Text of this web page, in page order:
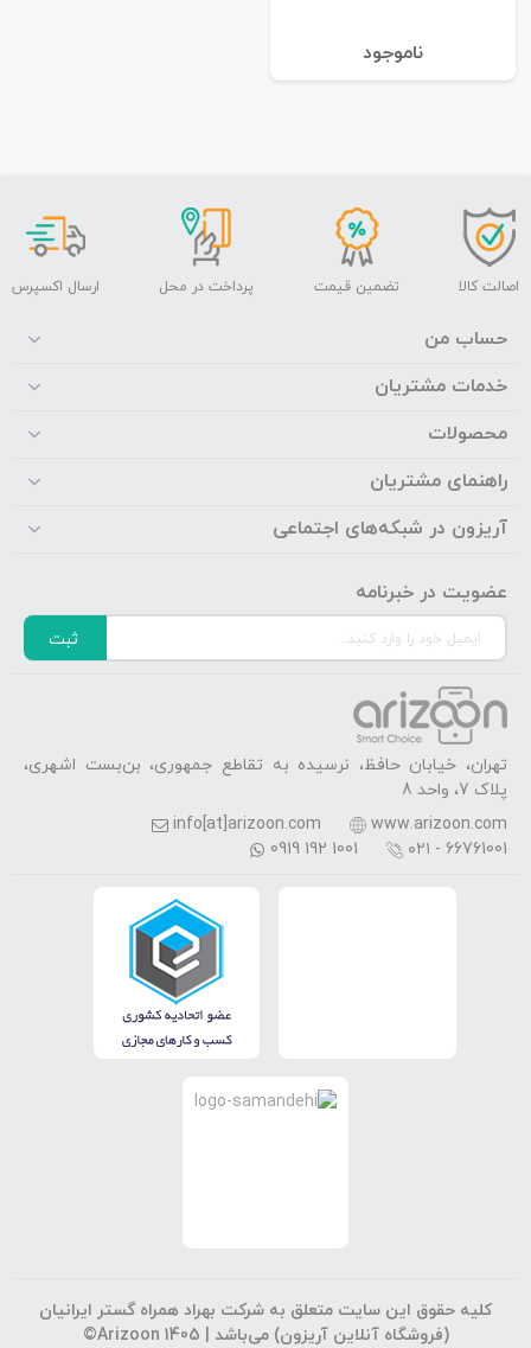
نا‌موجود
اصالت کالا تضمین قیمت پرداخت در محل ارسال اکسپرس
حساب من
خدمات مشتریان
محصولات
راهنمای مشتریان
آریزون در شبکه‌های اجتماعی
عضویت در خبرنامه
ثبت
تهران، خیابان حافظ، نرسیده به تقاطع جمهوری، بن‌بست اشهری،
پلاک 7، واحد 8
www.arizoon.com
info[at]arizoon.com
۰۲۱ - 66761001
0919 192 1001
کلیه حقوق این سایت متعلق به شرکت بهراد همراه گستر ایرانیان
(فروشگاه آنلاین آریزون) می‌باشد | ©Arizoon 1405